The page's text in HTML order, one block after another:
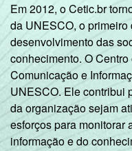
Em 2012, o Cetic.br
da UNESCO, o
desenvolvimento das
conhecimento. O
Comunicação e
UNESCO. Ele contribui
da organização sejam
esforços para monitorar
informação e do